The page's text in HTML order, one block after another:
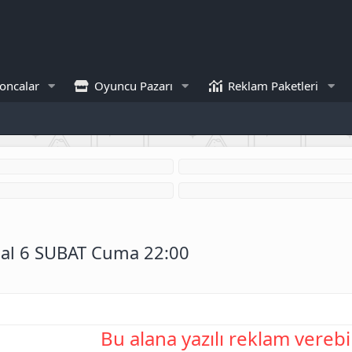
Oyuncu Pazarı Reklam Paketleri
6 SUBAT Cuma 22:00
Bu alana yazılı reklam